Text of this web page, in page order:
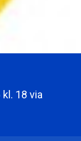
18 via